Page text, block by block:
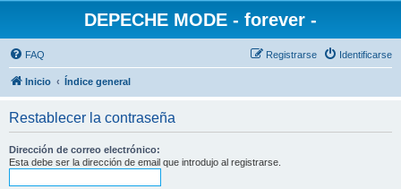
DEPECHE MODE - forever -
FAQ Identificarse
Registrarse
Inicio Índice general
Restablecer la contraseña
Dirección de correo electrónico:
Esta debe ser la dirección de email que introdujo al registrarse.